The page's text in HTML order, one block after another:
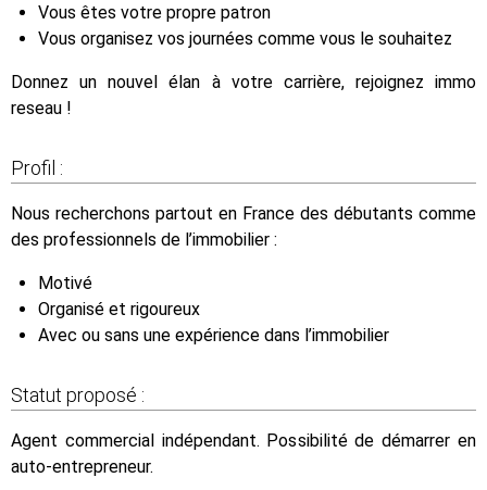
Vous êtes votre propre patron
Vous organisez vos journées comme vous le souhaitez
Donnez un nouvel élan à votre carrière, rejoignez immo
reseau !
Profil :
Nous recherchons partout en France des débutants comme
des professionnels de l’immobilier :
Motivé
Organisé et rigoureux
Avec ou sans une expérience dans l’immobilier
Statut proposé :
Agent commercial indépendant. Possibilité de démarrer en
auto-entrepreneur.